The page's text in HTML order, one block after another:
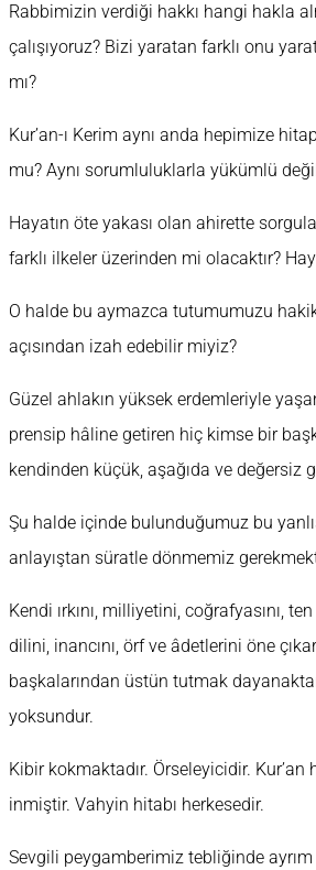
Rabbimizin verdiği hakkı hangi hakla
çalışıyoruz? Bizi yaratan farklı onu
mı?
Kur’an-ı Kerim aynı anda hepimize
mu? Aynı sorumluluklarla yükümlü
Hayatın öte yakası olan ahirette
farklı ilkeler üzerinden mi olacaktır?
O halde bu aymazca tutumumuzu
açısından izah edebilir miyiz?
Güzel ahlakın yüksek erdemleriyle
prensip hâline getiren hiç kimse bir
kendinden küçük, aşağıda ve değersiz
Şu halde içinde bulunduğumuz bu
anlayıştan süratle dönmemiz
Kendi ırkını, milliyetini, coğrafyasını,
dilini, inancını, örf ve âdetlerini öne
başkalarından üstün tutmak
yoksundur.
Kibir kokmaktadır. Örseleyicidir. Kur’an
inmiştir. Vahyin hitabı herkesedir.
Sevgili peygamberimiz tebliğinde ayrım